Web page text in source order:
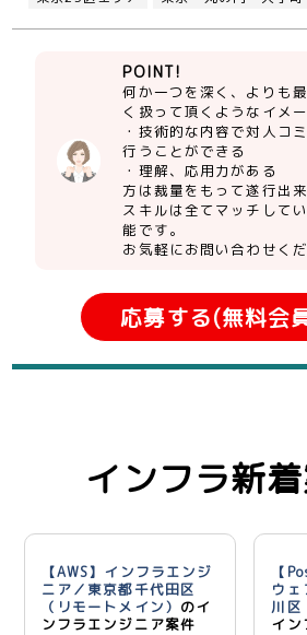
POINT!
何か一つを深く、よりも
く扱って頂くようなイメ
・技術的な内容で対人コ
行うことができる
・理解、応用力がある
方は裁量をもって遂行出来
スキルは全てマッチして
能です。
お気軽にお問い合わせくだ
応募する(無料会
インフラ新
【AWS】インフラエンジ
ニア／東京都千代田区
（リモートメイン） のイ
ンフラエンジニア案件
【
ウェ
川区
イン